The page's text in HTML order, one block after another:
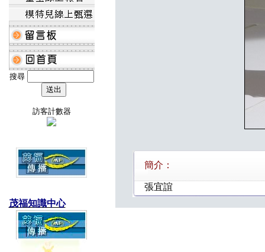
搜尋
訪客計數器
茂福知識中心
簡介：
張宜誼